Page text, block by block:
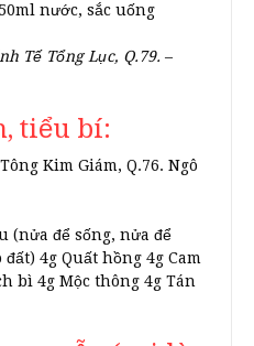
nước, sắc uống
Tế Tổng Lục, Q.79. –
tiểu bí:
Kim Giám, Q.76. Ngô
(nửa để sống, nửa để
4g Quất hồng 4g Cam
bì 4g Mộc thông 4g Tán